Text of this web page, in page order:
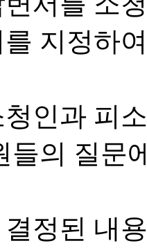
지정하
인과 피
들의 질문
정된 내